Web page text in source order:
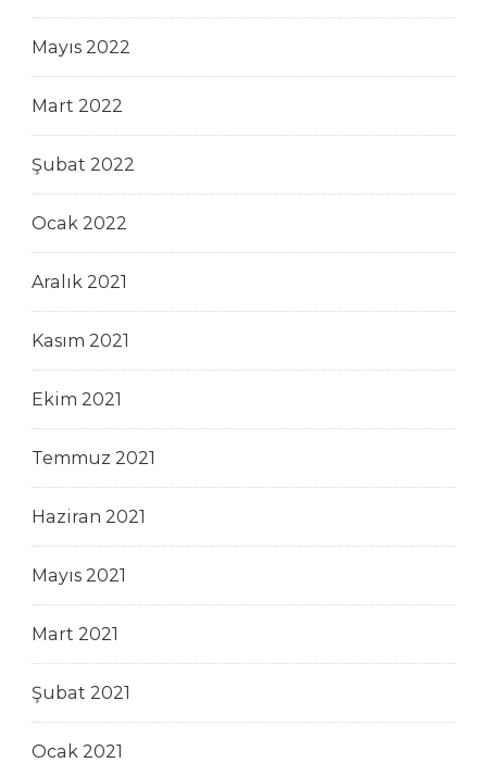
Mayıs 2022
Mart 2022
Şubat 2022
Ocak 2022
Aralık 2021
Kasım 2021
Ekim 2021
Temmuz 2021
Haziran 2021
Mayıs 2021
Mart 2021
Şubat 2021
Ocak 2021